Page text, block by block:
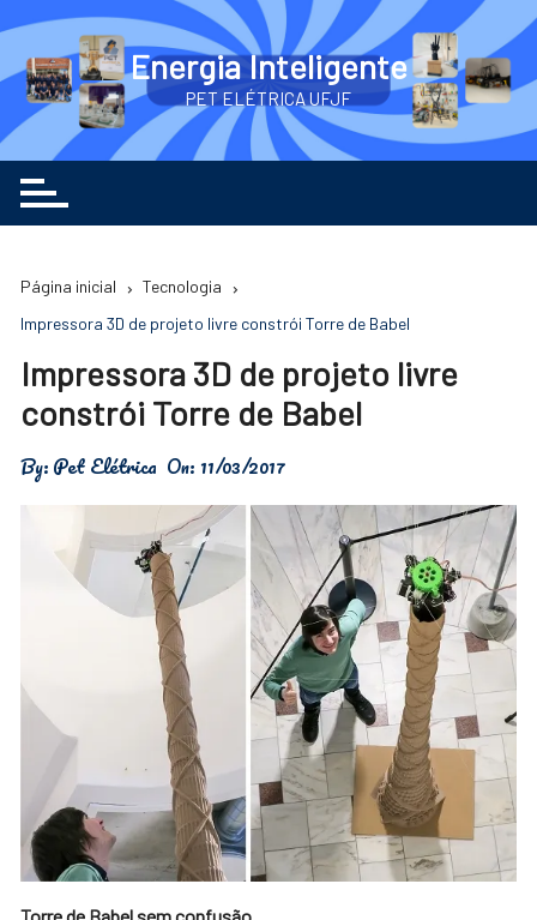
o
conteúdo
Energia Inteligente
PET ELÉTRICA UFJF
Página inicial
Tecnologia
Impressora 3D de projeto livre constrói Torre de Babel
Impressora 3D de projeto livre
constrói Torre de Babel
By:Pet Elétrica On: 11/03/2017
Torre de Babel sem confusão